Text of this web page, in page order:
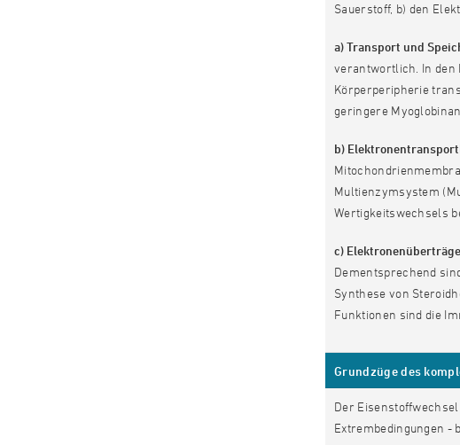
Sauerstoff, b) den
a) Transport und
verantwortlich. In den
Körperperipherie
geringere
b)
Multienzymsystem
Wertigkeitswechsels
c)
Dementsprechend
Synthese von
Funktionen sind die
Grundzüge des
Der
Extrembedingungen